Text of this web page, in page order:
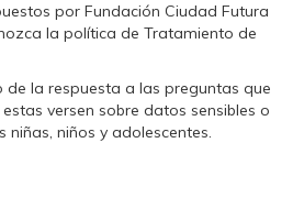
por Fundación Ciudad Futura
la política de Tratamiento de
de la respuesta a las preguntas que
versen sobre datos sensibles o
niñas, niños y adolescentes.